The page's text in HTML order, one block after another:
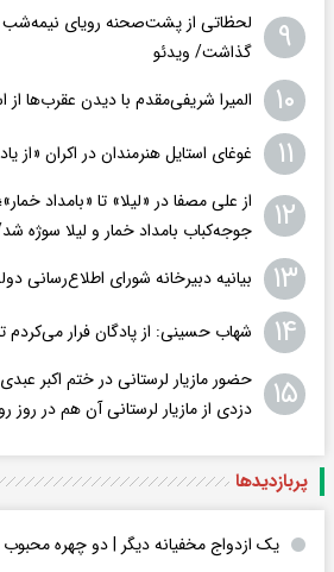
۹
لحظاتی از پشت‌صحنه رویای نیمه‌شب
گذاشت/ ویدئو
۱۰ المیرا شریفی‌مقدم با دیدن عقرب‌ها از
۱۱ غوغای استایل هنرمندان در اکران «از
۱۲
از علی مصفا در «لیلا» تا «بامداد
جوجه‌کباب بامداد خمار و لیلا سوژه
۱۳ بیانیه دبیرخانه شورای اطلاع‌رسانی
۱۴ شهاب حسینی: از پادگان فرار می‌کردم
۱۵
حضور مازیار لرستانی در ختم اکبر
دزدی از مازیار لرستانی آن هم در روز
پربازدید‌ها
یک ازدواج مخفیانه دیگر | دو چهره محبوب